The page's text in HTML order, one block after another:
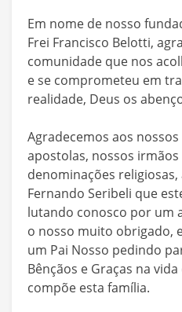
Em nome de nosso
Frei Francisco Belotti,
comunidade que nos
e se comprometeu em
realidade, Deus os
Agradecemos aos
apostolas, nossos
denominações
Fernando Seribeli que
lutando conosco por um
o nosso muito obrigado,
um Pai Nosso pedindo
Bênçãos e Graças na
compõe esta família.